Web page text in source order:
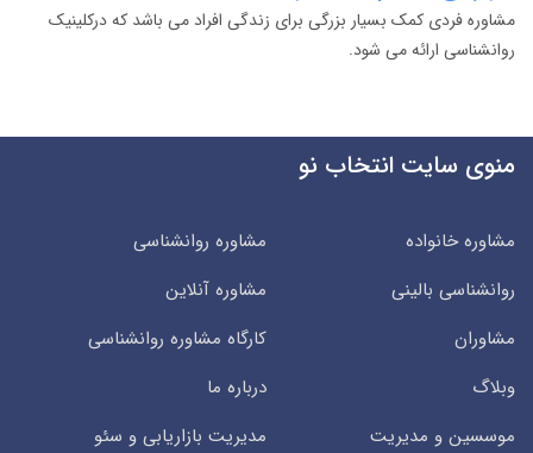
مشاوره فردی کمک بسیار بزرگی برای زندگی افراد می باشد که درکلینیک
روانشناسی ارائه می شود.
منوی سایت انتخاب نو
مشاوره خانواده
مشاوره روانشناسی
روانشناسی بالینی
مشاوره آنلاین
مشاوران
کارگاه مشاوره روانشناسی
وبلاگ
درباره ما
موسسین و مدیریت
مدیریت بازاریابی و سئو